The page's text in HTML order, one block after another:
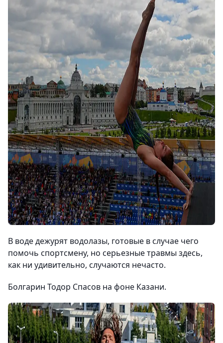
В воде дежурят водолазы, готовые в случае чего
помочь спортсмену, но серьезные травмы здесь,
как ни удивительно, случаются нечасто.
Болгарин Тодор Спасов на фоне Казани.